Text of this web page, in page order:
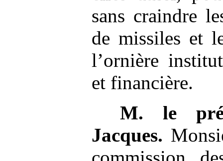
sans craindre
de missiles et
l’ornière
et financière.
M.
le
Jacques.